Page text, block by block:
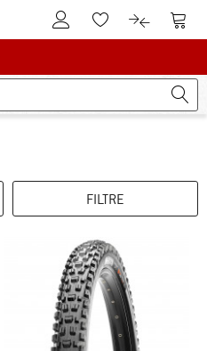
Vers le compte client
Vers la liste
Vers le
FILTRE